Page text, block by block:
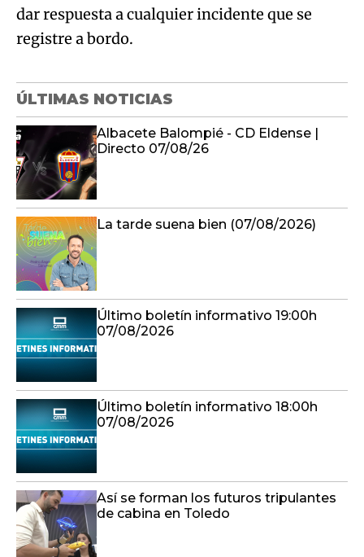
dar respuesta a cualquier incidente que se
registre a bordo.
ÚLTIMAS NOTICIAS
Albacete Balompié - CD Eldense |
Directo 07/08/26
La tarde suena bien (07/08/2026)
Último boletín informativo 19:00h
07/08/2026
Último boletín informativo 18:00h
07/08/2026
Así se forman los futuros tripulantes
de cabina en Toledo